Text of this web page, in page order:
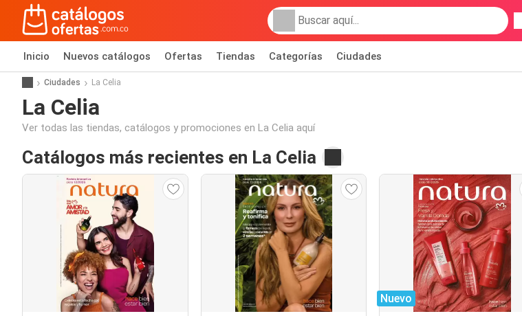
Inicio Nuevos catálogos Ofertas Tiendas Categorías Ciudades
Ciudades La Celia
La Celia
Ver todas las tiendas, catálogos y promociones en La Celia aquí
Catálogos más recientes en La Celia
Nuevo